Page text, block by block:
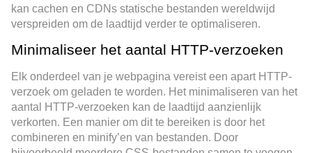
kan cachen en CDNs statische bestanden wereldwijd
verspreiden om de laadtijd verder te optimaliseren.
Minimaliseer het aantal HTTP-verzoeken
Elk onderdeel van je webpagina vereist een apart HTTP-
verzoek om geladen te worden. Het minimaliseren van het
aantal HTTP-verzoeken kan de laadtijd aanzienlijk
verkorten. Een manier om dit te bereiken is door het
combineren en minify’en van bestanden. Door